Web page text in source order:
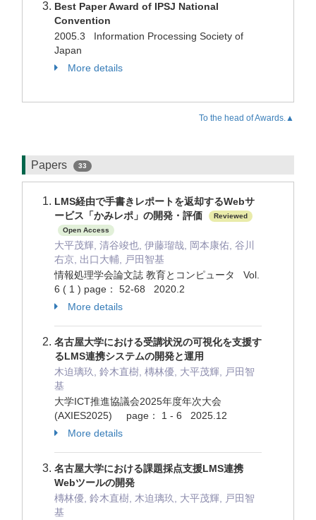
Best Paper Award of IPSJ National
Convention
2005.3 Information Processing Society of
Japan
More details
To the head of Awards.▲
Papers 33
LMS経由で手書きレポートを返却するWebサ
ービス「かみレポ」の開発・評価
Reviewed
Open Access
大平茂輝, 清谷竣也, 伊藤瑠哉, 岡本康佑, 谷川
右京, 出口大輔, 戸田智基
情報処理学会論文誌 教育とコンピュータ Vol.
6 ( 1 ) page： 52-68 2020.2
More details
名古屋大学における受講状況の可視化を支援す
るLMS連携システムの開発と運用
木迫璃玖, 鈴木直樹, 槫林優, 大平茂輝, 戸田智
基
大学ICT推進協議会2025年度年次大会
(AXIES2025) page： 1 - 6 2025.12
More details
名古屋大学における課題採点支援LMS連携
Webツールの開発
槫林優, 鈴木直樹, 木迫璃玖, 大平茂輝, 戸田智
基